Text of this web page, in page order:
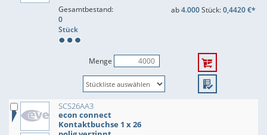
Gesamtbestand:
0
Stück
ab4.000Stück:0,4420 €*
Menge
SCS26AA3
econ connect
Kontaktbuchse 1 x 26